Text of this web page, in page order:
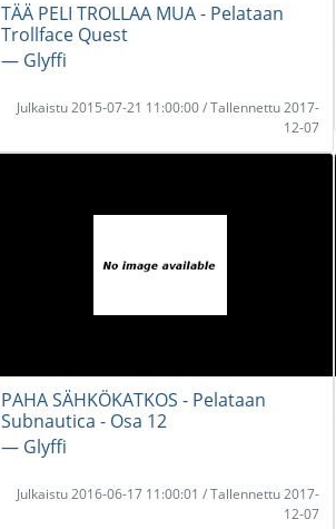
TÄÄ PELI TROLLAA MUA - Pelataan
Trollface Quest
― Glyffi
Julkaistu 2015-07-21 11:00:00 / Tallennettu 2017-
12-07
PAHA SÄHKÖKATKOS - Pelataan
Subnautica - Osa 12
― Glyffi
Julkaistu 2016-06-17 11:00:01 / Tallennettu 2017-
12-07